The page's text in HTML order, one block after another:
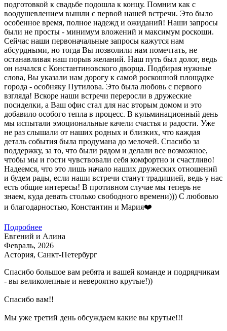
подготовкой к свадьбе подошла к концу. Помним как с
воодушевлением вышли с первой нашей встречи. Это было
особенное время, полное надежд и ожиданий! Наши запросы
были не просты - минимум вложений и максимум роскоши.
Сейчас наши первоначальные запросы кажутся нам
абсурдными, но тогда Вы позволили нам помечтать, не
останавливая наш порыв желаний. Наш путь был долог, ведь
он начался с Константиновского дворца. Подбирая нужные
слова, Вы указали нам дорогу к самой роскошной площадке
города - особняку Путилова. Это была любовь с первого
взгляда! Вскоре наши встречи переросли в дружеские
посиделки, а Ваш офис стал для нас вторым домом и это
добавило особого тепла в процесс. В кульминационный день
мы испытали эмоциональные качели счастья и радости. Уже
не раз слышали от наших родных и близких, что каждая
деталь события была продумана до мелочей. Спасибо за
поддержку, за то, что были рядом и делали все возможное,
чтобы мы и гости чувствовали себя комфортно и счастливо!
Надеемся, что это лишь начало наших дружеских отношений
и будем рады, если наши встречи станут традицией, ведь у нас
есть общие интересы! В противном случае мы теперь не
знаем, куда девать столько свободного времени))) С любовью
и благодарностью, Константин и Мария❤️
Подробнее
Евгений и Алина
Февраль, 2026
Астория, Санкт-Петербург
Спасибо большое вам ребята и вашей команде и подрядчикам
- вы великолепные и невероятно крутые!))
Спасибо вам!!
Мы уже третий день обсуждаем какие вы крутые!!!